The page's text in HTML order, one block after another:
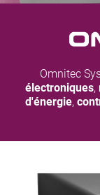
Omnitec
électroniques,
d'énergie,